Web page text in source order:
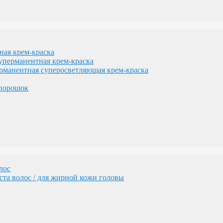
волос / для жирной кожи головы
желтизны
крем-краска
крем-краска
суперосветляющая крем-краска
волос / для жирной кожи головы